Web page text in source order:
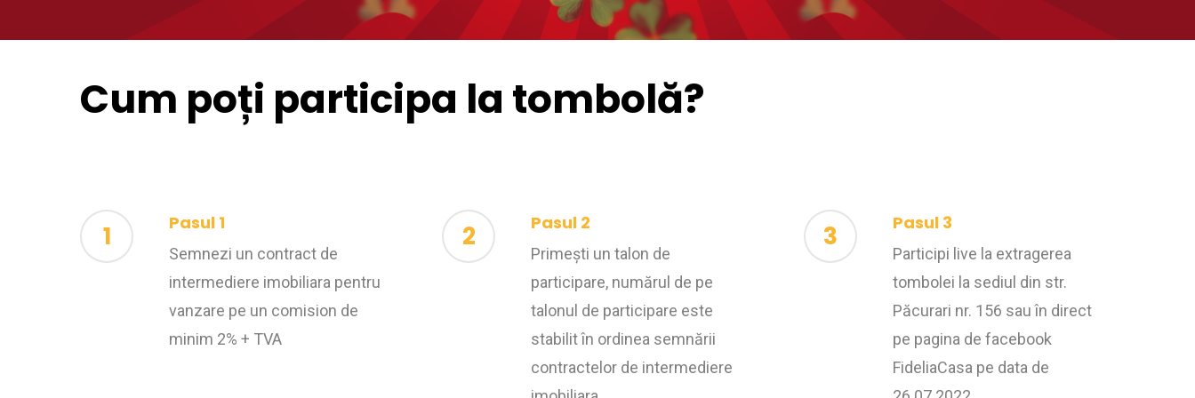
Cum poți participa la tombolă?
1 Pasul 1
Semnezi un contract de
intermediere imobiliara pentru
vanzare pe un comision de
minim 2% + TVA
2 Pasul 2
Primești un talon de
participare, numărul de pe
talonul de participare este
stabilit în ordinea semnării
contractelor de intermediere
3 Pasul 3
Participi live la extragerea
tombolei la sediul din str.
Păcurari nr. 156 sau în direct
pe pagina de facebook
FideliaCasa pe data de